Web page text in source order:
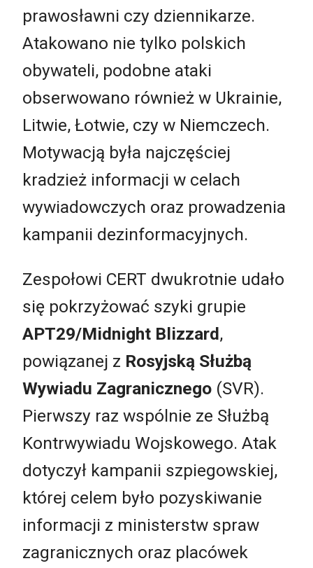
prawosławni czy dziennikarze.
Atakowano nie tylko polskich
obywateli, podobne ataki
obserwowano również w Ukrainie,
Litwie, Łotwie, czy w Niemczech.
Motywacją była najczęściej
kradzież informacji w celach
wywiadowczych oraz prowadzenia
kampanii dezinformacyjnych.
Zespołowi CERT dwukrotnie udało
się pokrzyżować szyki grupie
APT29/Midnight Blizzard,
powiązanej z Rosyjską Służbą
Wywiadu Zagranicznego (SVR).
Pierwszy raz wspólnie ze Służbą
Kontrwywiadu Wojskowego. Atak
dotyczył kampanii szpiegowskiej,
której celem było pozyskiwanie
informacji z ministerstw spraw
zagranicznych oraz placówek